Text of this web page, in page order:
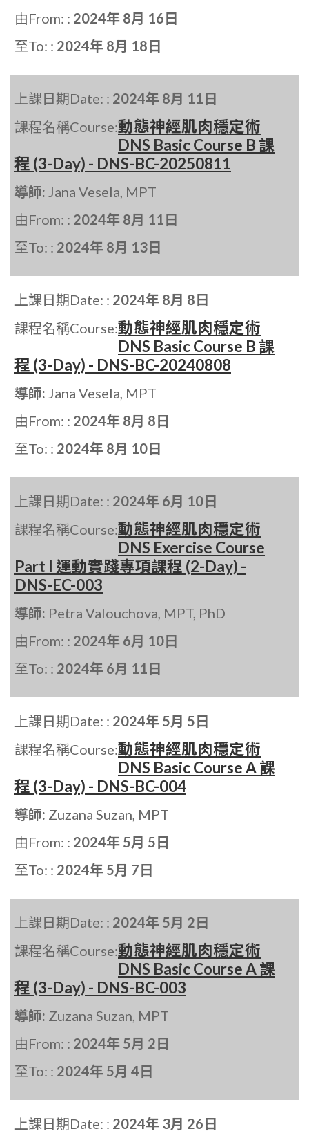
由From: : 2024年 8月 16日
至To: : 2024年 8月 18日
上課日期Date: : 2024年 8月 11日
課程名稱Course:動態神經肌肉穩定術
DNS Basic Course B 課
程 (3-Day) - DNS-BC-20250811
導師: Jana Vesela, MPT
由From: : 2024年 8月 11日
至To: : 2024年 8月 13日
上課日期Date: : 2024年 8月 8日
課程名稱Course:動態神經肌肉穩定術
DNS Basic Course B 課
程 (3-Day) - DNS-BC-20240808
導師: Jana Vesela, MPT
由From: : 2024年 8月 8日
至To: : 2024年 8月 10日
上課日期Date: : 2024年 6月 10日
課程名稱Course:動態神經肌肉穩定術
DNS Exercise Course
Part I 運動實踐專項課程 (2-Day) -
DNS-EC-003
導師: Petra Valouchova, MPT, PhD
由From: : 2024年 6月 10日
至To: : 2024年 6月 11日
上課日期Date: : 2024年 5月 5日
課程名稱Course:動態神經肌肉穩定術
DNS Basic Course A 課
程 (3-Day) - DNS-BC-004
導師: Zuzana Suzan, MPT
由From: : 2024年 5月 5日
至To: : 2024年 5月 7日
上課日期Date: : 2024年 5月 2日
課程名稱Course:動態神經肌肉穩定術
DNS Basic Course A 課
程 (3-Day) - DNS-BC-003
導師: Zuzana Suzan, MPT
由From: : 2024年 5月 2日
至To: : 2024年 5月 4日
上課日期Date: : 2024年 3月 26日